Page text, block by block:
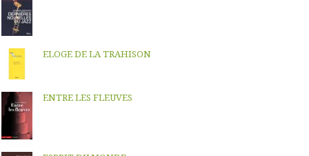
ELOGE DE LA TRAHISON
ENTRE LES FLEUVES